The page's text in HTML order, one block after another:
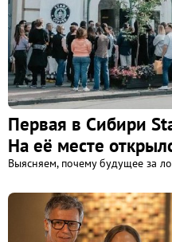
Первая в Сибири
На её месте
Выясняем, почему будущее за